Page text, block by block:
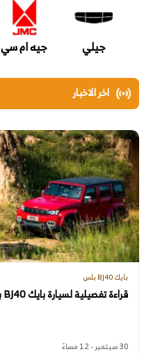
جيلي جيه ام سي
اخر الاخبار
بايك BJ40 بلس
قراءة تفصيلية لسيارة بايك BJ40 بلس موديل 2023 بالسعودية
30 سبتمبر - 12 مساءً